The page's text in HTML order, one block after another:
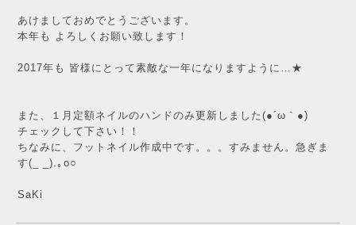
あけましておめでとうございます。
本年も よろしくお願い致します！
2017年も 皆様にとって素敵な一年になりますように…★
また、１月定額ネイルのハンドのみ更新しました(●´ω｀●)
チェックして下さい！！
ちなみに、フットネイル作成中です。。。すみません。急ぎま
す(_ _).｡o○
SaKi